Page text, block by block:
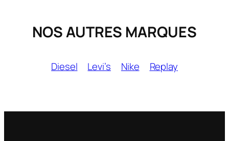
NOS AUTRES MARQUES
Diesel Levi’s Nike Replay